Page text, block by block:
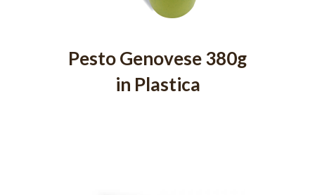
Pesto Genovese 380g
in Plastica